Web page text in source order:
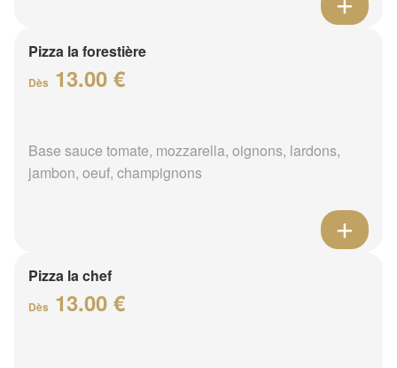
Pizza la forestière
Dès 13.00 €
Base sauce tomate, mozzarella, oignons, lardons,
jambon, oeuf, champignons
Pizza la chef
Dès 13.00 €